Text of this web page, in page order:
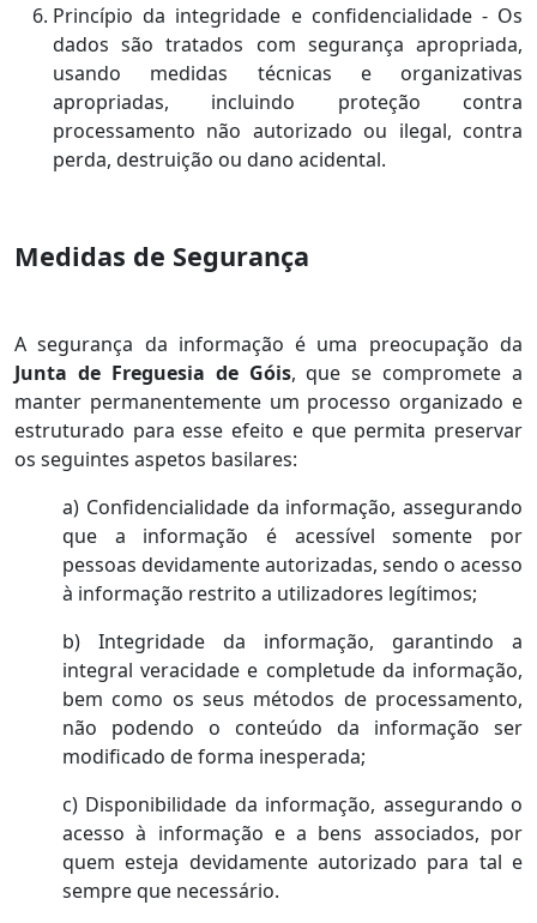
Princípio da integridade e confidencialidade - Os
dados são tratados com segurança apropriada,
usando medidas técnicas e organizativas
apropriadas, incluindo proteção contra
processamento não autorizado ou ilegal, contra
perda, destruição ou dano acidental.
Medidas de Segurança
A segurança da informação é uma preocupação da
Junta de Freguesia de Góis, que se compromete a
manter permanentemente um processo organizado e
estruturado para esse efeito e que permita preservar
os seguintes aspetos basilares:
a) Confidencialidade da informação, assegurando
que a informação é acessível somente por
pessoas devidamente autorizadas, sendo o acesso
à informação ­restrito a utilizadores legítimos;
b) Integridade da informação, garantindo a
integral veracidade e completude da informação,
bem como os seus métodos de processamento,
não podendo o conteúdo da informação ser
modificado de forma inesperada;
c) Disponibilidade da informação, assegurando o
acesso à informação e a bens associados, por
quem esteja devidamente autorizado para tal e
sempre que necessário.